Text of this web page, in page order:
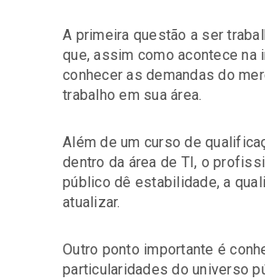
A primeira questão a ser
que, assim como acontece
conhecer as demandas do
trabalho em sua área.
Além de um curso de
dentro da área de TI, o
público dê estabilidade, a
atualizar.
Outro ponto importante é
particularidades do universo